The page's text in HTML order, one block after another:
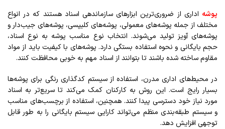
پوشه‌ اداری از ضروری‌ترین ابزارهای سازماندهی اسناد هستند که در انواع
مختلف از جمله پوشه‌های معمولی، پوشه‌های کلیپسی، پوشه‌های جیب‌دار و
پوشه‌های آویز تولید می‌شوند. انتخاب نوع مناسب پوشه به نوع اسناد،
حجم بایگانی و نحوه استفاده بستگی دارد. پوشه‌های با کیفیت باید از مواد
مقاوم ساخته شده باشند تا بتوانند از اسناد مهم به خوبی محافظت کنند.
در محیط‌های اداری مدرن، استفاده از سیستم کدگذاری رنگی برای پوشه‌ها
بسیار رایج است. این روش به کارکنان کمک می‌کند تا سریع‌تر به اسناد
مورد نیاز خود دسترسی پیدا کنند. همچنین، استفاده از برچسب‌های مناسب
و سیستم طبقه‌بندی منظم می‌تواند کارایی سیستم بایگانی را به طور قابل
توجهی افزایش دهد.